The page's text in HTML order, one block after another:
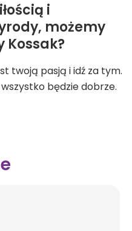
i
możemy
Kossak?
twoją pasją i idź za tym.
wszystko będzie dobrze.